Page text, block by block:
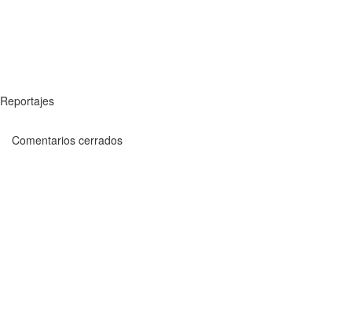
Reportajes
Comentarios cerrados